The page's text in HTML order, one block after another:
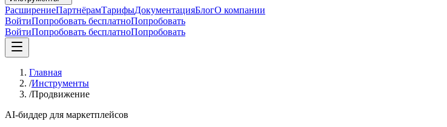
РасширениеПартнёрамТарифыДокументацияБлогО компании
ВойтиПопробовать бесплатноПопробовать
ВойтиПопробовать бесплатноПопробовать
Главная
/Инструменты
/Продвижение
AI-биддер для маркетплейсов